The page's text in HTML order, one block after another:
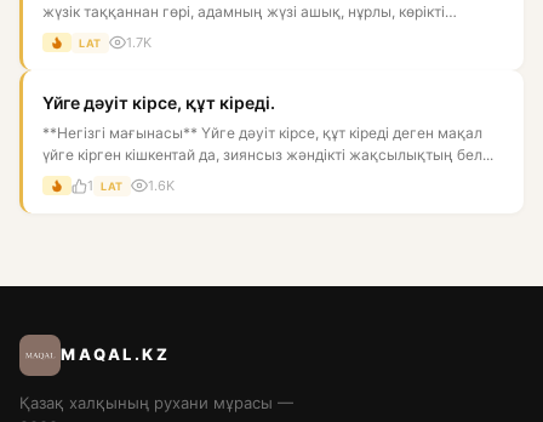
жүзік таққаннан гөрі, адамның жүзі ашық, нұрлы, көрікті
болғаны...
LAT 1.7K
Үйге дәуіт кірсе, құт кіреді.
**Негізгі мағынасы** Үйге дәуіт кірсе, құт кіреді деген мақал
үйге кірген кішкентай да, зиянсыз жәндікті жақсылықтың бел...
1 LAT 1.6K
MAQAL.KZ
Қазақ халқының рухани мұрасы —